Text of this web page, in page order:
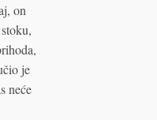
on
je
neće